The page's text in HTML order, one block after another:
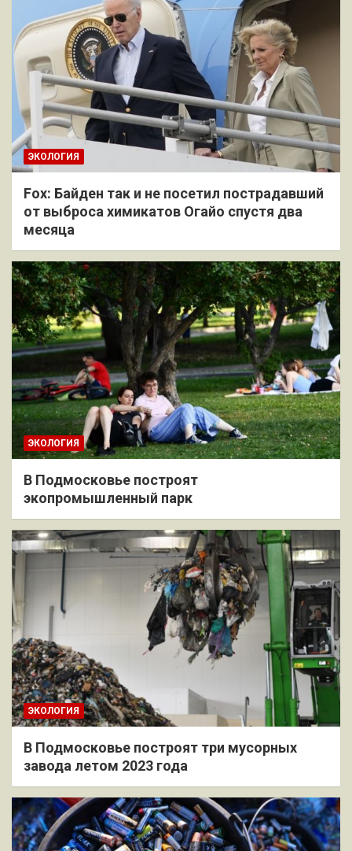
ЭКОЛОГИЯ
Fox: Байден так и не посетил пострадавший
от выброса химикатов Огайо спустя два
месяца
ЭКОЛОГИЯ
В Подмосковье построят
экопромышленный парк
ЭКОЛОГИЯ
В Подмосковье построят три мусорных
завода летом 2023 года